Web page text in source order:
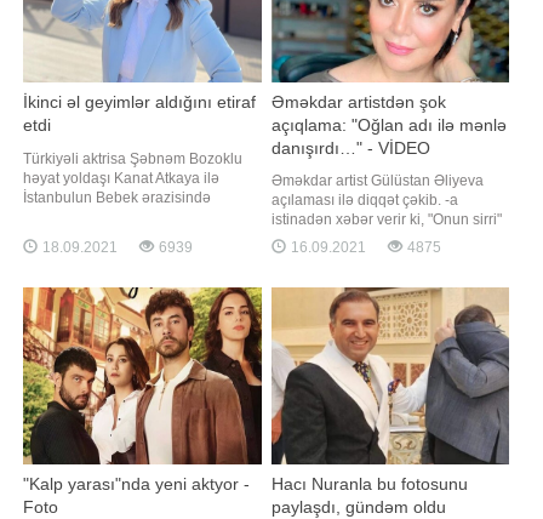
İkinci əl geyimlər aldığını etiraf
etdi
Türkiyəli aktrisa Şəbnəm Bozoklu
həyat yoldaşı Kanat Atkaya ilə
İstanbulun Bebek ərazisində
xəbər verir ki, aktrisa müxbirlərlə
söhbət edərkən ikinci əl geyimlər
da alıram. Amma bu təbiətə zərər
verir. Ona görə az istifad
18.09.2021 6939
Əməkdar artistdən şok
açıqlama: "Oğlan adı ilə mənlə
danışırdı…" - VİDEO
Əməkdar artist Gülüstan Əliyeva
açılaması ilə diqqət çəkib. -a
istinadən xəbər verir ki, "Onun sirri"
proqramına qonaq olan sənətçi,
məşhur prodüserlərdən birinin
vuraraq telefonla danışdığını
bildirib:. "Mənə tez-tez zəng edirdi.
Oğlan adı ilə danışırdı
16.09.2021 4875
"Kalp yarası"nda yeni aktyor -
Foto
Hacı Nuranla bu fotosunu
paylaşdı, gündəm oldu